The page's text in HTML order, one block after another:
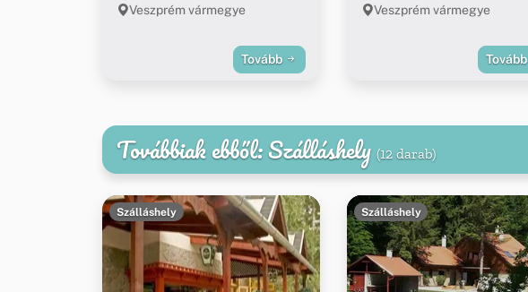
Veszprém vármegye
Tovább
Veszprém vármegye
Tovább
Továbbiak ebből: Szálláshely (12 darab)
Szálláshely Szálláshely